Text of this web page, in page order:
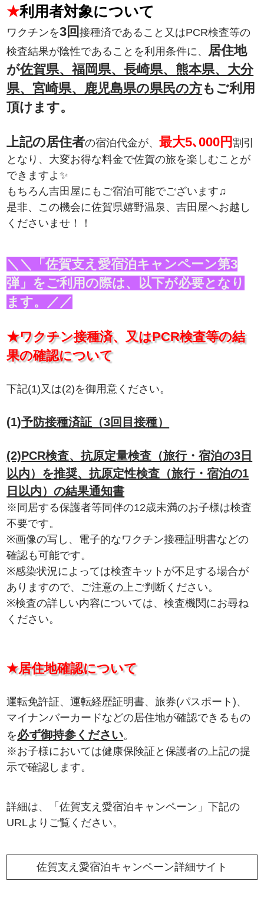
★利用者対象について
ワクチンを3回接種済であること又はPCR検査等の
検査結果が陰性であることを利用条件に、 居住地
が佐賀県、福岡県、長崎県、熊本県、大分
県、宮崎県、鹿児島県の県民の方もご利用
頂けます。
上記の居住者の宿泊代金が、最大5､000円割引
となり、大変お得な料金で佐賀の旅を楽しむことが
できますよ✨
もちろん吉田屋にもご宿泊可能でございます♫
是非、この機会に佐賀県嬉野温泉、吉田屋へお越し
くださいませ！！
＼＼「佐賀支え愛宿泊キャンペーン第3
弾」をご利用の際は、以下が必要となり
ます。／／
★ワクチン接種済、又はPCR検査等の結
果の確認について
下記(1)又は(2)を御用意ください。
(1)予防接種済証（3回目接種）
(2)PCR検査、抗原定量検査（旅行・宿泊の3日
以内）を推奨、抗原定性検査（旅行・宿泊の1
日以内）の結果通知書
※同居する保護者等同伴の12歳未満のお子様は検査
不要です。
※画像の写し、電子的なワクチン接種証明書などの
確認も可能です。
※感染状況によっては検査キットが不足する場合が
ありますので、ご注意の上ご判断ください。
※検査の詳しい内容については、検査機関にお尋ね
ください。
★居住地確認について
運転免許証、運転経歴証明書、旅券(パスポート)、
マイナンバーカードなどの居住地が確認できるもの
を必ず御持参ください。
※お子様においては健康保険証と保護者の上記の提
示で確認します。
詳細は、「佐賀支え愛宿泊キャンペーン」下記の
URLよりご覧ください。
佐賀支え愛宿泊キャンペーン詳細サイト